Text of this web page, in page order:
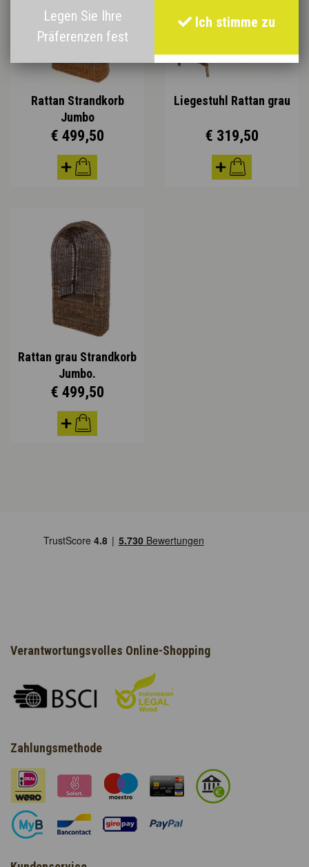
Rattan Strandkorb
Jumbo
€ 499,50
Liegestuhl Rattan grau
€ 319,50
Rattan grau Strandkorb
Jumbo.
€ 499,50
Verantwortungsvolles Online-Shopping
Zahlungsmethode
Legen Sie Ihre
Präferenzen fest
Ich stimme zu